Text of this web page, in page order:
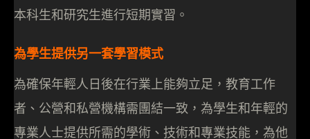
本科生和研究生進行短期實習。
為學生提供另一套學習模式
為確保年輕人日後在行業上能夠立足，教育工作
者、公營和私營機構需團結一致，為學生和年輕的
專業人士提供所需的學術、技術和專業技能，為他